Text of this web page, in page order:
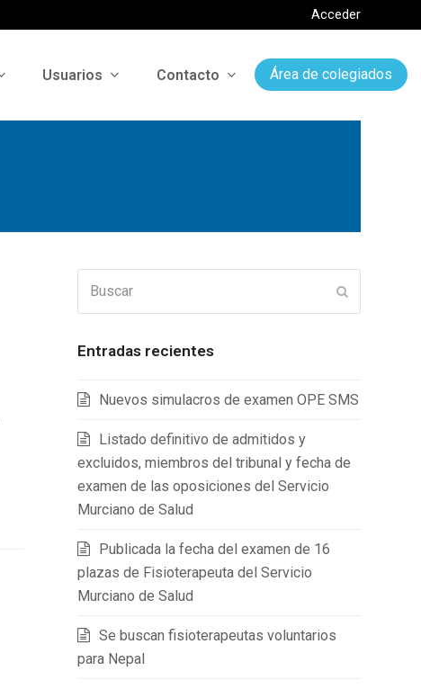
Acceder
Usuarios Contacto Área de colegiados
Entradas recientes
Nuevos simulacros de examen OPE SMS
Listado definitivo de admitidos y
excluidos, miembros del tribunal y fecha de
examen de las oposiciones del Servicio
Murciano de Salud
Publicada la fecha del examen de 16
plazas de Fisioterapeuta del Servicio
Murciano de Salud
Se buscan fisioterapeutas voluntarios
para Nepal